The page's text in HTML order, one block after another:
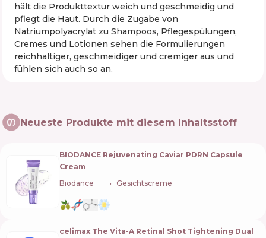
hält die Produkttextur weich und geschmeidig und
pflegt die Haut. Durch die Zugabe von
Natriumpolyacrylat zu Shampoos, Pflegespülungen,
Cremes und Lotionen sehen die Formulierungen
reichhaltiger, geschmeidiger und cremiger aus und
fühlen sich auch so an.
Neueste Produkte mit diesem Inhaltsstoff
BIODANCE Rejuvenating Caviar PDRN Capsule
Cream
Biodance
Gesichtscreme
celimax The Vita-A Retinal Shot Tightening Dual